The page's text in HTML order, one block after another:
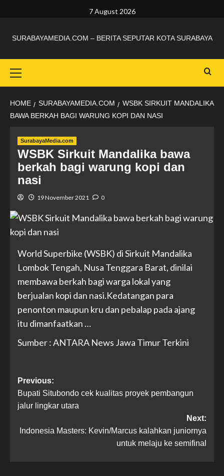
7 August 2026
SURABAYAMEDIA.COM – BERITA SEPUTAR KOTA SURABAYA
HOME SURABAYAMEDIA.COM
WSBK SIRKUIT MANDALIKA
BAWA BERKAH BAGI WARUNG KOPI DAN NASI
SurabayaMedia.com
WSBK Sirkuit Mandalika bawa
berkah bagi warung kopi dan
nasi
19 November 2021 0
World Superbike (WSBK) di Sirkuit Mandalika
Lombok Tengah, Nusa Tenggara Barat, dinilai
membawa berkah bagi warga lokal yang
berjualan kopi dan nasi.Kedatangan para
penonton maupun kru dan pebalap pada ajang
itu dimanfaatkan …
Sumber : ANTARA News Jawa Timur Terkini
Previous:
Bupati Situbondo cek kualitas proyek pembangun
jalur lingkar utara
Next:
Indonesia Masters: Kevin/Marcus kalahkan juniornya
untuk melaju ke semifinal